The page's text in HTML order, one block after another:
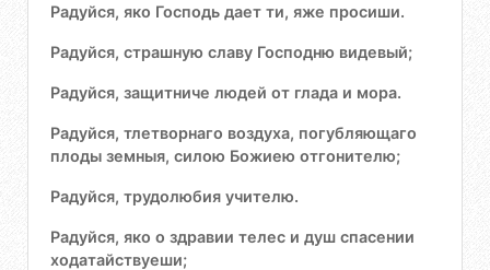
Радуйся, яко Господь дает ти, яже просиши.
Радуйся, страшную славу Господню видевый;
Радуйся, защитниче людей от глада и мора.
Радуйся, тлетворнаго воздуха, погубляющаго
плоды земныя, силою Божиею отгонителю;
Радуйся, трудолюбия учителю.
Радуйся, яко о здравии телес и душ спасении
ходатайствуеши;